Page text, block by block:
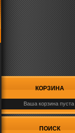
КОРЗИНА
Ваша корзина пуста
ПОИСК